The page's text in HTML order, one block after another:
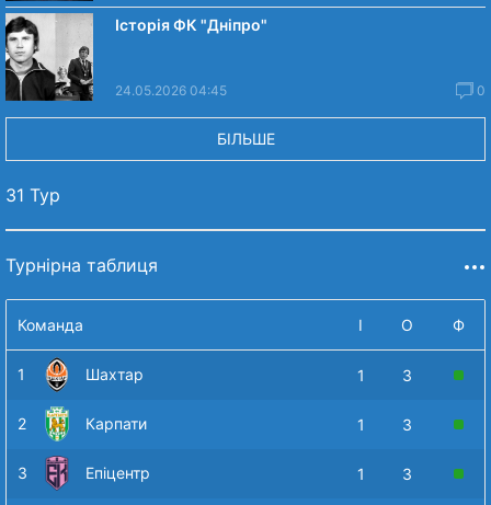
Історія ФК "Дніпро"
24.05.2026 04:45 0
БІЛЬШЕ
31 Тур
Турнірна таблиця
Команда І О Ф
1 Шахтар 1 3
2 Карпати 1 3
3 Епіцентр 1 3